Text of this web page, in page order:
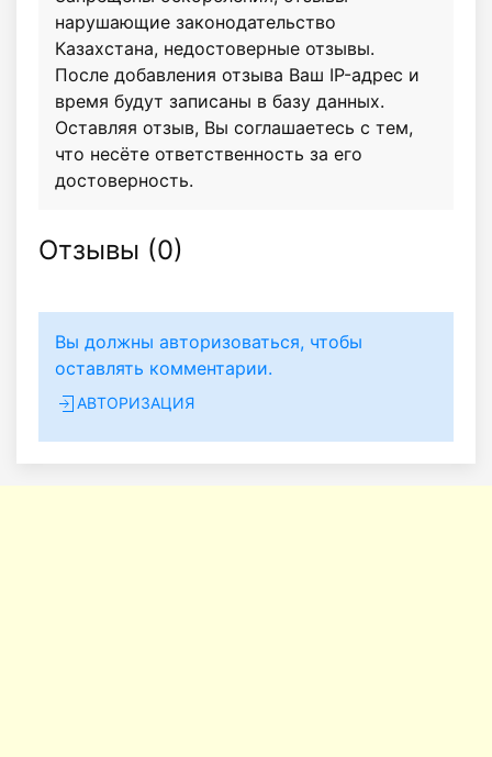
нарушающие законодательство
Казахстана, недостоверные отзывы.
После добавления отзыва Ваш IP-адрес и
время будут записаны в базу данных.
Оставляя отзыв, Вы соглашаетесь с тем,
что несёте ответственность за его
достоверность.
Отзывы (0)
Вы должны авторизоваться, чтобы
оставлять комментарии.
АВТОРИЗАЦИЯ